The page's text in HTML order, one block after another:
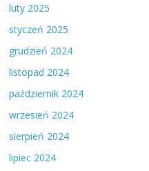
luty 2025
styczeń 2025
grudzień 2024
listopad 2024
październik 2024
wrzesień 2024
sierpień 2024
lipiec 2024